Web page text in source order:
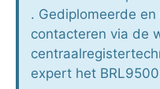
. Gediplomeerde
contacteren via de
expert het